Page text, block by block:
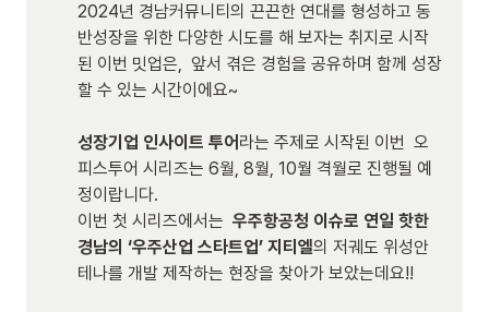
2024년 경남커뮤니티의 끈끈한 연대를 형성하고 동
반성장을 위한 다양한 시도를 해 보자는 취지로 시작
된 이번 밋업은,  앞서 겪은 경험을 공유하며 함께 성장
할 수 있는 시간이에요~
성장기업 인사이트 투어 라는 주제로 시작된 이번  오
피스투어 시리즈는 6월, 8월, 10월 격월로 진행될 예
정이랍니다.
이번 첫 시리즈에서는 우주항공청 이슈로 연일 핫한
경남의 ‘우주산업 스타트업’ 지티엘의 저궤도 위성안
테나를 개발 제작하는 현장을 찾아가 보았는데요!!